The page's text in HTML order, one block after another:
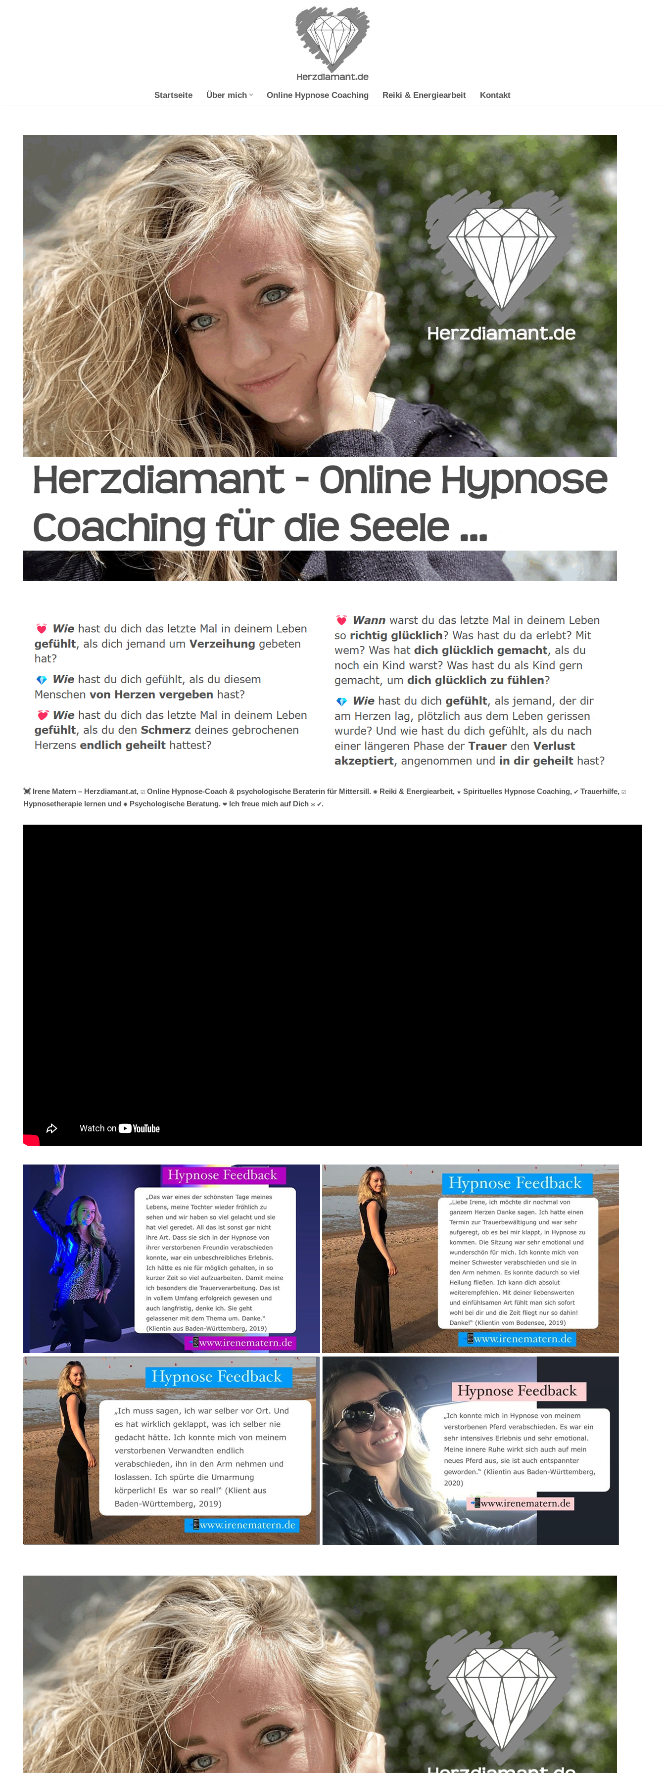
Startseite Über mich Online Hypnose Coaching Reiki & Energiearbeit Kontakt
💓️ Irene Matern – Herzdiamant.at, ☑️ Online Hypnose-Coach & psychologische Beraterin für Mittersill. ✺ Reiki & Energiearbeit, ★ Spirituelles Hypnose Coaching, ✔️ Trauerhilfe, ☑️
Hypnosetherapie lernen und ✹ Psychologische Beratung. ❤ Ich freue mich auf Dich ✉ ✔.